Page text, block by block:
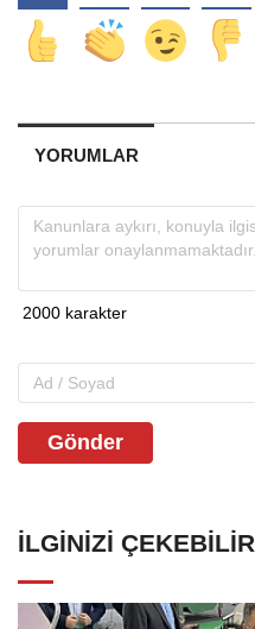
YORUMLAR
Gönder
İLGINIZI ÇEKEBILIR